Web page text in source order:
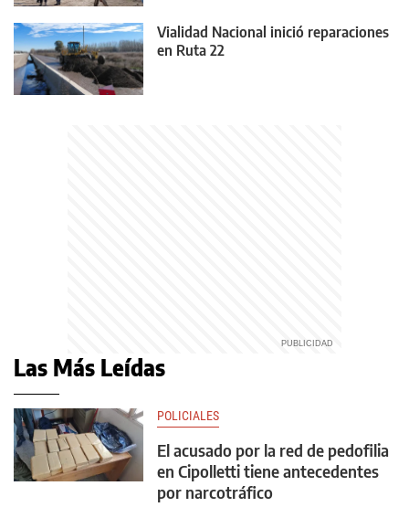
Vialidad Nacional inició reparaciones
en Ruta 22
Las Más Leídas
POLICIALES
El acusado por la red de pedofilia
en Cipolletti tiene antecedentes
por narcotráfico